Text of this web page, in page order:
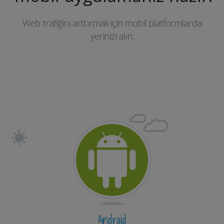
Web trafiğini arttırmak için mobil platformlarda
yerinizi alın.
Android